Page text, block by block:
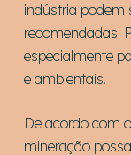
indústria podem
recomendadas.
especialmente
e ambientais.
De acordo com
mineração